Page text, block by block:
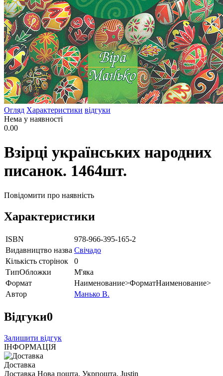
Огляд Характеристики відгуки
Нема у наявності
0.00
Взірці українських народних
писанок. 1464шт.
Повідомити про наявність
Характеристики
ISBN
978-966-395-165-2
Видавництво назва Свічадо
Кількість сторінок
0
ТипОбложки
М'яка
Формат
Наименование>ФорматНаименование>
Автор
Манько В.
Відгуки0
Залишити відгук
ІНФОРМАЦІЯ
Доставка
Доставка Нова пошта, Укрпошта, Justin